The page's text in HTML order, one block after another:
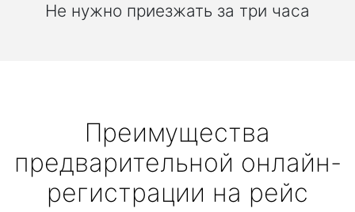
Не нужно приезжать за три часа
Преимущества
предварительной онлайн-
регистрации на рейс